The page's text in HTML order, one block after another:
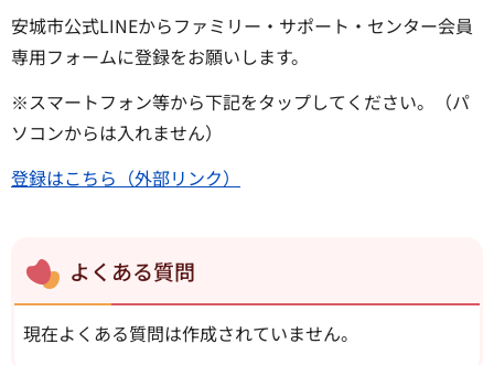
安城市公式LINEからファミリー・サポート・センター会員
専用フォームに登録をお願いします。
※スマートフォン等から下記をタップしてください。（パ
ソコンからは入れません）
登録はこちら（外部リンク）
よくある質問
現在よくある質問は作成されていません。